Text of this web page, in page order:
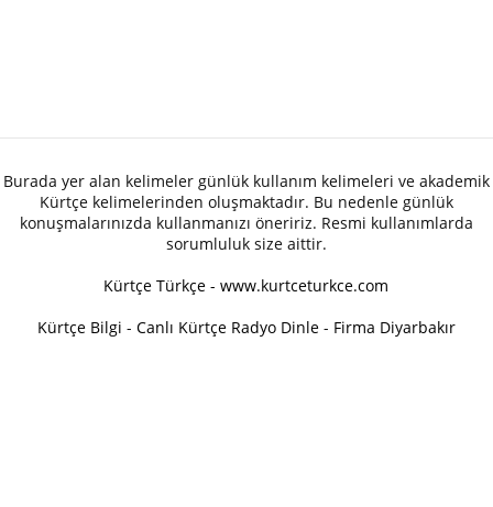
Burada yer alan kelimeler günlük kullanım kelimeleri ve akademik
Kürtçe kelimelerinden oluşmaktadır. Bu nedenle günlük
konuşmalarınızda kullanmanızı öneririz. Resmi kullanımlarda
sorumluluk size aittir.
Kürtçe Türkçe - www.kurtceturkce.com
Kürtçe Bilgi - Canlı Kürtçe Radyo Dinle - Firma Diyarbakır